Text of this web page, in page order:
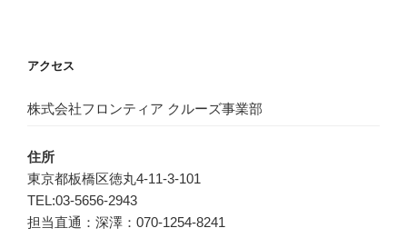
アクセス
株式会社フロンティア クルーズ事業部
住所
東京都板橋区徳丸4-11-3-101
TEL:03-5656-2943
担当直通：深澤：070-1254-8241